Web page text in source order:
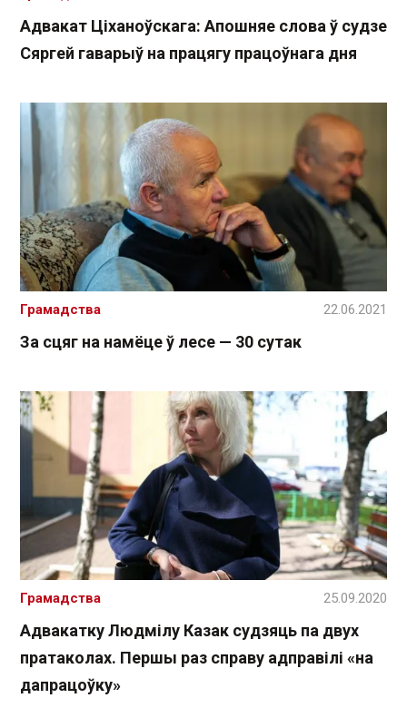
Адвакат Ціханоўскага: Апошняе слова ў судзе
Сяргей гаварыў на працягу працоўнага дня
За сцяг на намёце ў лесе — 30 сутак
Грамадства 22.06.2021
Адвакатку Людмілу Казак судзяць па двух
пратаколах. Першы раз справу адправілі «на
дапрацоўку»
Грамадства 25.09.2020